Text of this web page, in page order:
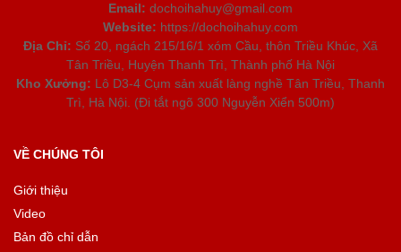
Email: dochoihahuy@gmail.com
Website: https://dochoihahuy.com
Địa Chỉ: Số 20, ngách 215/16/1 xóm Cầu, thôn Triều Khúc, Xã
Tân Triều, Huyện Thanh Trì, Thành phố Hà Nội
Kho Xưởng: Lô D3-4 Cụm sản xuất làng nghề Tân Triều, Thanh
Trì, Hà Nội. (Đi tắt ngõ 300 Nguyễn Xiển 500m)
VỀ CHÚNG TÔI
Giới thiệu
Video
Bản đồ chỉ dẫn